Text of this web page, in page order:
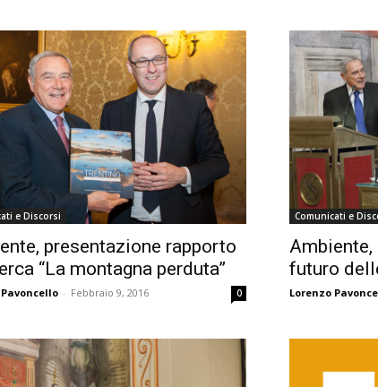
e Discorsi
presentazione rapporto
“La montagna perduta”
- Febbraio 9, 2016 0
Comunicati e
futuro
Lorenzo